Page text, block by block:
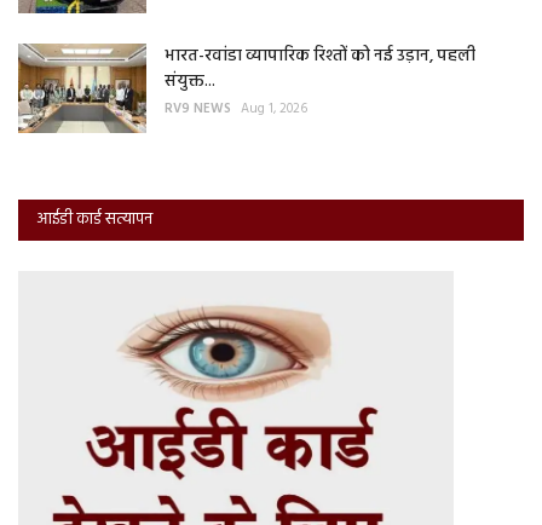
भारत-रवांडा व्यापारिक रिश्तों को नई उड़ान, पहली
संयुक्त...
RV9 NEWS Aug 1, 2026
आईडी कार्ड सत्यापन